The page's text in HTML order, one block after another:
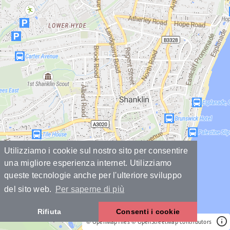
Utilizziamo i cookie sul nostro sito per consentire
una migliore esperienza internet. Utilizziamo
queste tecnologie anche per l'ulteriore sviluppo
del sito web.
Per saperne di più
Rifiuta Consenti i cookie
© OpenMapTiles © OpenStreetMap contributors